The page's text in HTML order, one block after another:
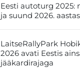
Eesti autoturg 2025:
ja suund 2026.
LaitseRallyPark
2026 avati Eestis
jääkardirajaga